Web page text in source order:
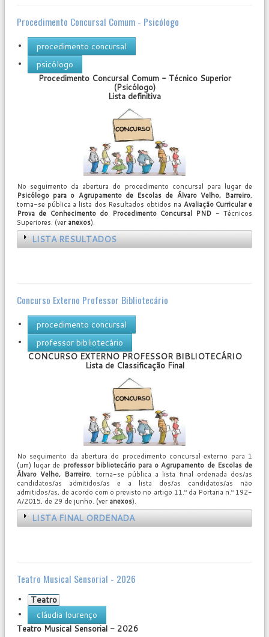
Procedimento Concursal Comum - Psicólogo
procedimento concursal
psicólogo
Procedimento Concursal Comum - Técnico Superior
(Psicólogo)
Lista definitiva
No seguimento da abertura do procedimento concursal para lugar de
Psicólogo para o Agrupamento de Escolas de Álvaro Velho, Barreiro,
torna-se pública a lista dos Resultados obtidos na Avaliação Curricular e
Prova de Conhecimento do Procedimento Concursal PND - Técnicos
Superiores. (veranexos).
LISTA RESULTADOS
Concurso Externo Professor Bibliotecário
procedimento concursal
professor bibliotecário
UserCONCURSO EXTERNO PROFESSOR BIBLIOTECÁRIO
Lista de Classificação Final
No seguimento da abertura do procedimento concursal externo para 1
(um) lugar de professor bibliotecário para o Agrupamento de Escolas de
Álvaro Velho, Barreiro, torna-se pública a lista final ordenada dos/as
candidatos/as admitidos/as e a lista dos/as candidatos/as não
admitidos/as, de acordo com o previsto no artigo 11.º da Portaria n.º 192-
A/2015, de 29 de junho. (veranexos).
LISTA FINAL ORDENADA
Teatro Musical Sensorial - 2026
Teatro
cláudia lourenço
User
Teatro Musical Sensorial - 2026